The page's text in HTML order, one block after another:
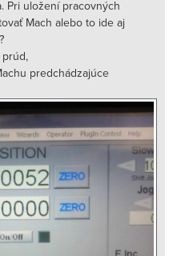
Pri uložení pracovných
Mach alebo to ide aj
prúd,
predchádzajúce